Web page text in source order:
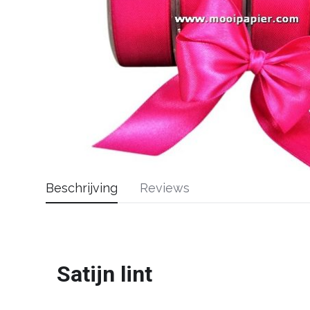
Beschrijving
Satijn lint
Reviews